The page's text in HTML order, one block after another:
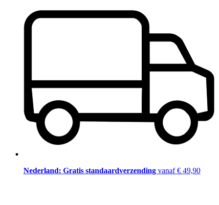
Nederland: Gratis standaardverzending vanaf € 49,90